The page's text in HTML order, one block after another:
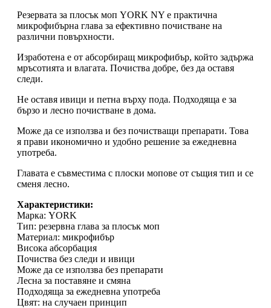
Резервата за плосък моп YORK NY е практична
микрофибърна глава за ефективно почистване на
различни повърхности.
Изработена е от абсорбиращ микрофибър, който задържа
мръсотията и влагата. Почиства добре, без да оставя
следи.
Не оставя ивици и петна върху пода. Подходяща е за
бързо и лесно почистване в дома.
Може да се използва и без почистващи препарати. Това
я прави икономично и удобно решение за ежедневна
употреба.
Главата е съвместима с плоски мопове от същия тип и се
сменя лесно.
Характеристики:
Марка: YORK
Тип: резервна глава за плосък моп
Материал: микрофибър
Висока абсорбация
Почиства без следи и ивици
Може да се използва без препарати
Лесна за поставяне и смяна
Подходяща за ежедневна употреба
Цвят: на случаен принцип